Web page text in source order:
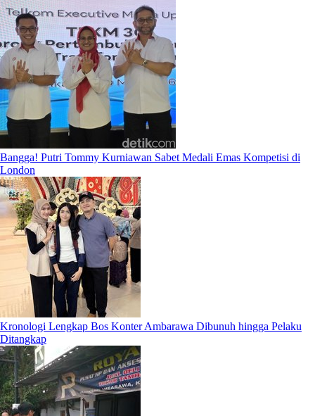
Bangga! Putri Tommy Kurniawan Sabet Medali Emas Kompetisi di
London
Kronologi Lengkap Bos Konter Ambarawa Dibunuh hingga Pelaku
Ditangkap